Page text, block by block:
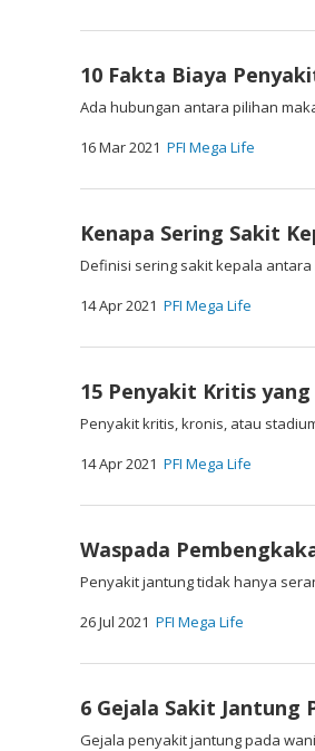
10 Fakta Biaya
Ada hubungan antara pilihan
16 Mar 2021 PFI Mega Life
Kenapa Sering Sakit
Definisi sering sakit kepala
14 Apr 2021 PFI Mega Life
15 Penyakit Kritis
Penyakit kritis, kronis, atau
14 Apr 2021 PFI Mega Life
Waspada
Penyakit jantung tidak hanya
26 Jul 2021 PFI Mega Life
6 Gejala Sakit Jantung
Gejala penyakit jantung pada